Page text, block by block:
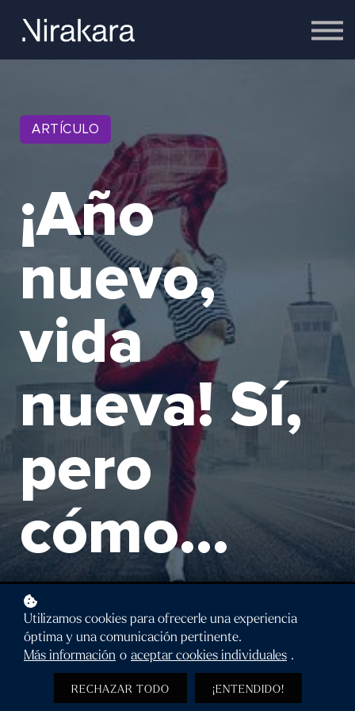
ARTÍCULO
¡Año
nuevo,
vida
nueva! Sí,
pero
cómo...
ESCRITO POR
NIRAKARA LAB
Utilizamos cookies para ofrecerle una experiencia
óptima y una comunicación pertinente.
Más información o aceptar cookies individuales .
RECHAZAR TODO ¡ENTENDIDO!